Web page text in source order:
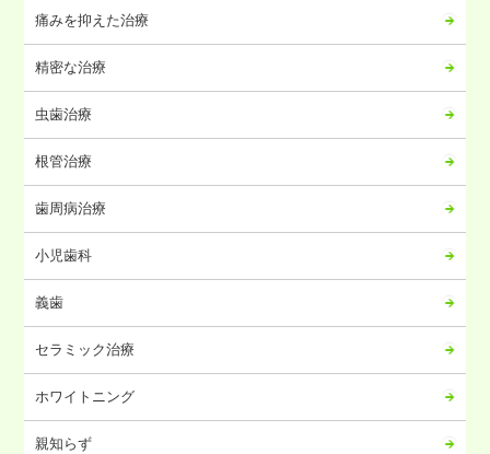
痛みを抑えた治療
精密な治療
虫歯治療
根管治療
歯周病治療
小児歯科
義歯
セラミック治療
ホワイトニング
親知らず